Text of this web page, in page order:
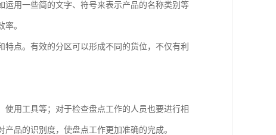
用一些简的文字、符号来表示产品的名称类别等
。
点。有效的分区可以形成不同的货位，不仅有利
用工具等；对于检查盘点工作的人员也要进行相
品的识别度，使盘点工作更加准确的完成。